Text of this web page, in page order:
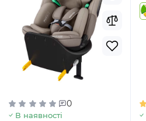
0
В наявності